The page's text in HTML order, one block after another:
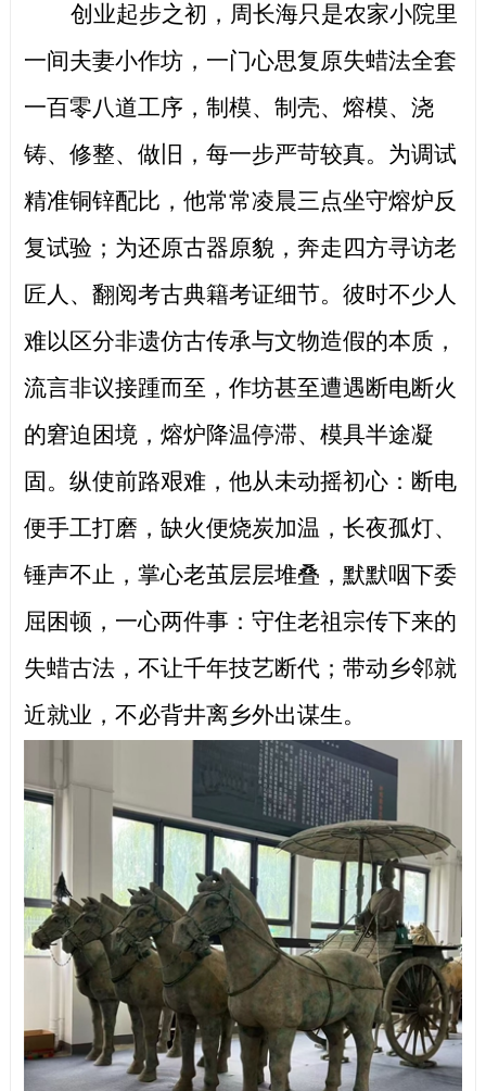
创业起步之初，周长海只是农家小院里
一间夫妻小作坊，一门心思复原失蜡法全套
一百零八道工序，制模、制壳、熔模、浇
铸、修整、做旧，每一步严苛较真。为调试
精准铜锌配比，他常常凌晨三点坐守熔炉反
复试验；为还原古器原貌，奔走四方寻访老
匠人、翻阅考古典籍考证细节。彼时不少人
难以区分非遗仿古传承与文物造假的本质，
流言非议接踵而至，作坊甚至遭遇断电断火
的窘迫困境，熔炉降温停滞、模具半途凝
固。纵使前路艰难，他从未动摇初心：断电
便手工打磨，缺火便烧炭加温，长夜孤灯、
锤声不止，掌心老茧层层堆叠，默默咽下委
屈困顿，一心两件事：守住老祖宗传下来的
失蜡古法，不让千年技艺断代；带动乡邻就
近就业，不必背井离乡外出谋生。